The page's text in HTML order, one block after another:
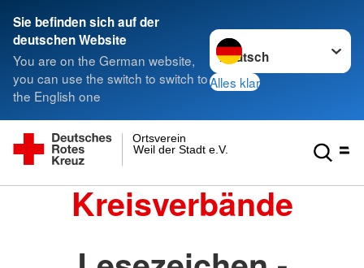
Sie befinden sich auf der
deutschen Website
You are on the German website,
you can use the switch to switch to
the English one
Sprache wechseln zu
Alles klar
Weil der Stadt e.V.
Ortsverein
Kreisverbände